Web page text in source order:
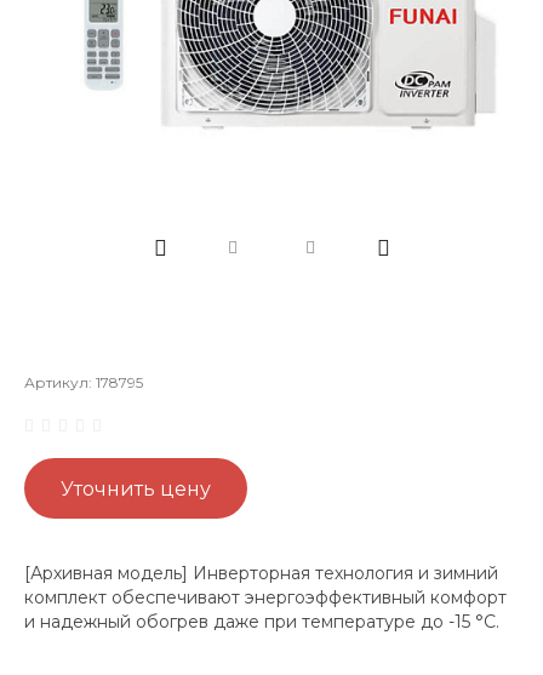
Артикул: 178795
Уточнить цену
[Архивная модель] Инверторная технология и зимний
комплект обеспечивают энергоэффективный комфорт
и надежный обогрев даже при температуре до -15 °C.